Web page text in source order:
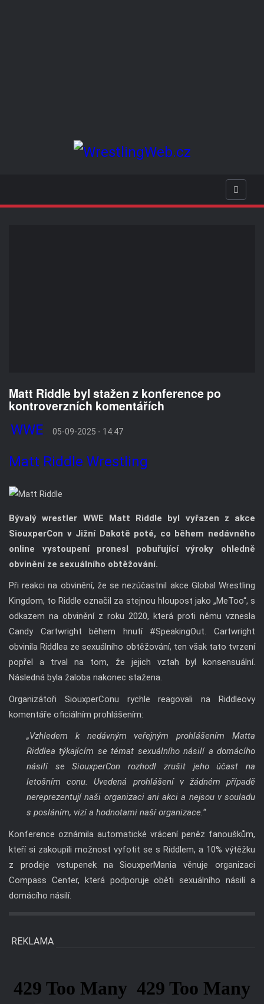
kontroverzních komentářích
WWE 05-09-2025 - 14:47
Matt Riddle Wrestling
SiouxperCon v Jižní Dakotě poté, co během nedávného
online vystoupení pronesl pobuřující výroky ohledně
obvinění ze sexuálního obtěžování.
Při reakci na obvinění, že se nezúčastnil akce Global Wrestling
Kingdom, to Riddle označil za stejnou hloupost jako „MeToo“, s
odkazem na obvinění z roku 2020, která proti němu vznesla
Candy Cartwright během hnutí #SpeakingOut. Cartwright
obvinila Riddlea ze sexuálního obtěžování, ten však tato tvrzení
popřel a trval na tom, že jejich vztah byl konsensuální.
Následná byla žaloba nakonec stažena.
Organizátoři SiouxperConu rychle reagovali na Riddleovy
komentáře oficiálním prohlášením:
„Vzhledem k nedávným veřejným prohlášením Matta
Riddlea týkajícím se témat sexuálního násilí a domácího
násilí se SiouxperCon rozhodl zrušit jeho účast na
letošním conu. Uvedená prohlášení v žádném případě
nereprezentují naši organizaci ani akci a nejsou v souladu
s posláním, vizí a hodnotami naší organizace.“
Konference oznámila automatické vrácení peněz fanouškům,
kteří si zakoupili možnost vyfotit se s Riddlem, a 10% výtěžku
z prodeje vstupenek na SiouxperMania věnuje organizaci
Compass Center, která podporuje oběti sexuálního násilí a
domácího násilí.